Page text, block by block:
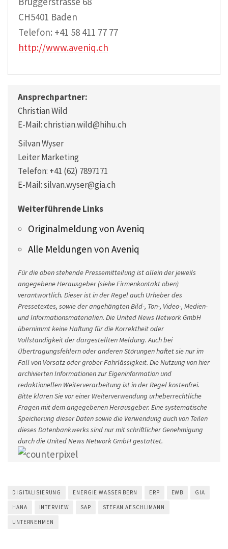
CH5401 Baden
Telefon: +41 58 411 77 77
http://www.aveniq.ch
Ansprechpartner:
Christian Wild
E-Mail: christian.wild@hihu.ch
Silvan Wyser
Leiter Marketing
Telefon: +41 (62) 7897171
E-Mail: silvan.wyser@gia.ch
Weiterführende Links
Originalmeldung von Aveniq
Alle Meldungen von Aveniq
Für die oben stehende Pressemitteilung ist allein der jeweils
angegebene Herausgeber (siehe Firmenkontakt oben)
verantwortlich. Dieser ist in der Regel auch Urheber des
Pressetextes, sowie der angehängten Bild-, Ton-, Video-, Medien-
und Informationsmaterialien. Die United News Network GmbH
übernimmt keine Haftung für die Korrektheit oder
Vollständigkeit der dargestellten Meldung. Auch bei
Übertragungsfehlern oder anderen Störungen haftet sie nur im
Fall von Vorsatz oder grober Fahrlässigkeit. Die Nutzung von hier
archivierten Informationen zur Eigeninformation und
redaktionellen Weiterverarbeitung ist in der Regel kostenfrei.
Bitte klären Sie vor einer Weiterverwendung urheberrechtliche
Fragen mit dem angegebenen Herausgeber. Eine systematische
Speicherung dieser Daten sowie die Verwendung auch von Teilen
dieses Datenbankwerks sind nur mit schriftlicher Genehmigung
durch die United News Network GmbH gestattet.
DIGITALISIERUNG ENERGIE WASSER BERN ERP EWB GIA
HANA INTERVIEW SAP STEFAN AESCHLIMANN
UNTERNEHMEN